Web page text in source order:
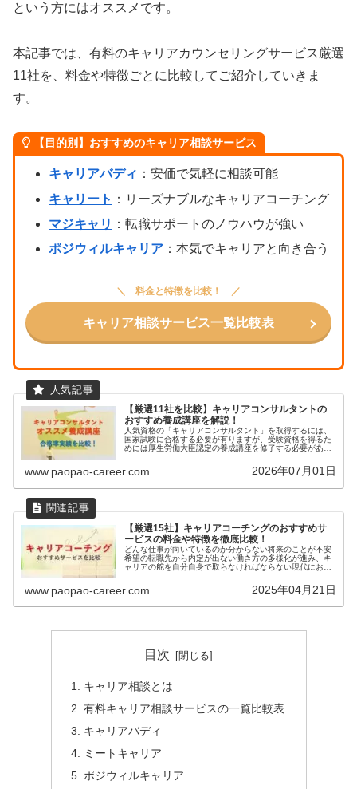
という方にはオススメです。
本記事では、有料のキャリアカウンセリングサービス厳選
11社を、料金や特徴ごとに比較してご紹介していきま
す。
【目的別】おすすめのキャリア相談サービス
キャリアバディ ：安価で気軽に相談可能
キャリート ：リーズナブルなキャリアコーチング
マジキャリ ：転職サポートのノウハウが強い
ポジウィルキャリア：本気でキャリアと向き合う
料金と特徴を比較！
キャリア相談サービス一覧比較表
【厳選11社を比較】キャリアコンサルタントの
おすすめ養成講座を解説！
人気資格の「キャリアコンサルタント」を取得するには、
国家試験に合格する必要が有りますが、受験資格を得るた
めには厚生労働大臣認定の養成講座を修了する必要があり
事では、わたしが特におすすめする...
www.paopao-career.com 2026年07月01日
【厳選15社】キャリアコーチングのおすすめサ
ービスの料金や特徴を徹底比較！
どんな仕事が向いているのか分からない将来のことが不安
希望の転職先から内定が出ない働き方の多様化が進み、キ
ャリアの舵を自分自身で取らなければならない現代におい
は、キャリアプラン設計や転職活動の...
www.paopao-career.com 2025年04月21日
目次
キャリア相談とは
有料キャリア相談サービスの一覧比較表
キャリアバディ
ミートキャリア
ポジウィルキャリア